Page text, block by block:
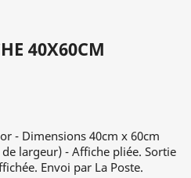
40X60CM
- Dimensions 40cm x 60cm
largeur) - Affiche pliée. Sortie
Envoi par La Poste.